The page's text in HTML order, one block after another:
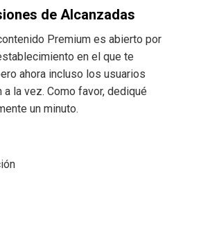
de Alcanzadas
Premium es abierto por
en el que te
ahora incluso los usuarios
a la vez. Como favor, dediqué
un minuto.